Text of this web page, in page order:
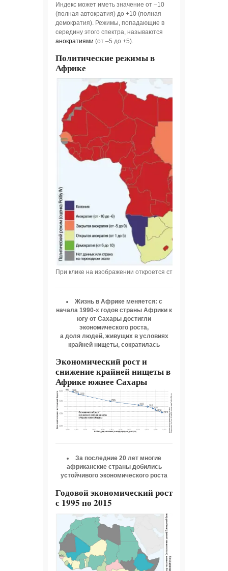
Индекс может иметь значение от –10
(полная автократия) до +10 (полная
демократия). Режимы, попадающие в
середину этого спектра, называются
анократиями (от –5 до +5).
Политические режимы в
Африке
При клике на изображении откроется страница с
Жизнь в Африке меняется: с
начала 1990-х годов страны Африки к
югу от Сахары достигли
экономического роста,
а доля людей, живущих в условиях
крайней нищеты, сократилась
Экономический рост и
снижение крайней нищеты в
Африке южнее Сахары
За последние 20 лет многие
африканские страны добились
устойчивого экономического роста
Годовой экономический рост
с 1995 по 2015